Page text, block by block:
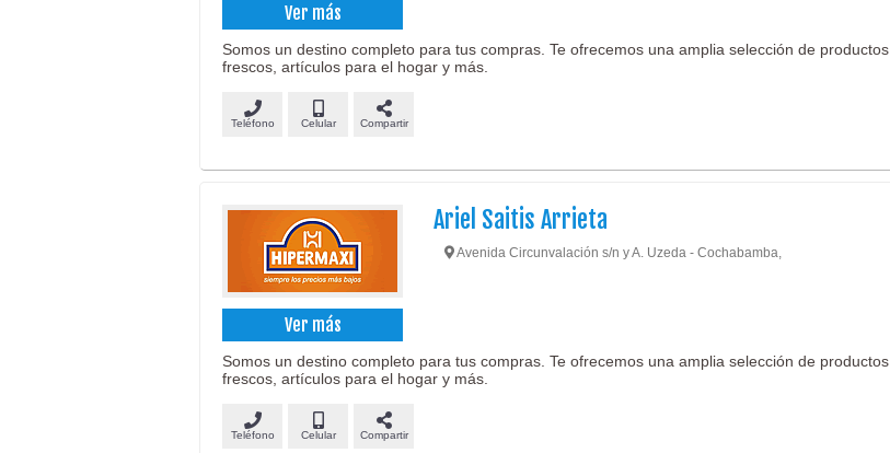
Ver más
Somos un destino completo para tus compras. Te ofrecemos una amplia selección de productos
frescos, artículos para el hogar y más.
Teléfono Celular Compartir
Ver más
Ariel Saitis Arrieta
Avenida Circunvalación s/n y A. Uzeda - Cochabamba,
Somos un destino completo para tus compras. Te ofrecemos una amplia selección de productos
frescos, artículos para el hogar y más.
Teléfono Celular Compartir